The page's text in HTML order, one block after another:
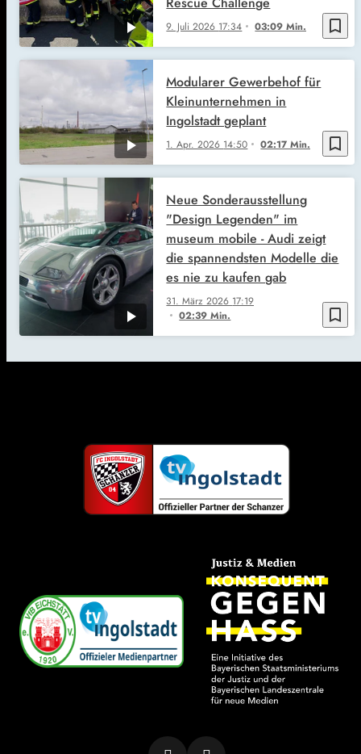
bookmark_border
9. Juli 2026 17:34 03:09 Min.
bookmark_border
1. Apr. 2026 14:50 02:17 Min.
Modularer Gewerbehof für
Kleinunternehmen in
Ingolstadt geplant
bookmark_border
31. März 2026 17:19
02:39 Min.
Neue Sonderausstellung
"Design Legenden" im
museum mobile - Audi zeigt
die spannendsten Modelle die
es nie zu kaufen gab